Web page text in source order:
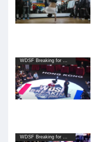
WDSF Breaking for Gold
WDSF Breaking for Gold